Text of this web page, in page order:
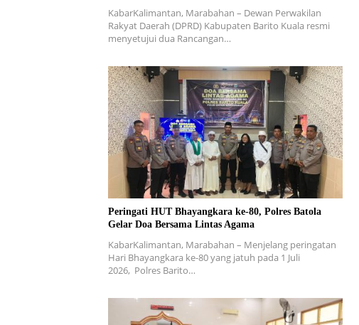
KabarKalimantan, Marabahan – Dewan Perwakilan
Rakyat Daerah (DPRD) Kabupaten Barito Kuala resmi
menyetujui dua Rancangan…
Peringati HUT Bhayangkara ke-80, Polres Batola
Gelar Doa Bersama Lintas Agama
KabarKalimantan, Marabahan – ​Menjelang peringatan
Hari Bhayangkara ke-80 yang jatuh pada 1 Juli
2026, Polres Barito…